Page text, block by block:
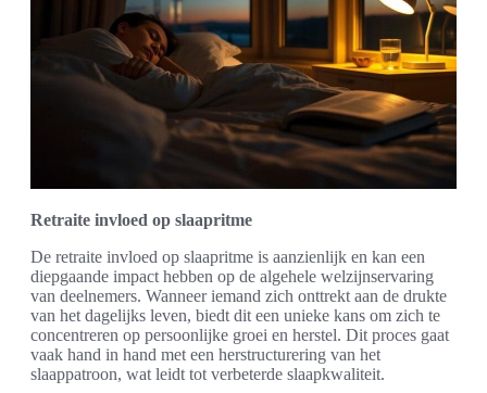
Retraite invloed op slaapritme
De retraite invloed op slaapritme is aanzienlijk en kan een
diepgaande impact hebben op de algehele welzijnservaring
van deelnemers. Wanneer iemand zich onttrekt aan de drukte
van het dagelijks leven, biedt dit een unieke kans om zich te
concentreren op persoonlijke groei en herstel. Dit proces gaat
vaak hand in hand met een herstructurering van het
slaappatroon, wat leidt tot verbeterde slaapkwaliteit.